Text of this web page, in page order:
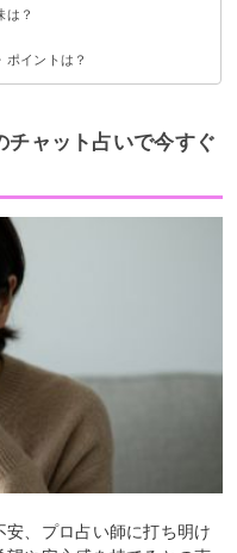
える
は？
ポイントは？
チャット占いで今すぐ
、プロ占い師に打ち明け